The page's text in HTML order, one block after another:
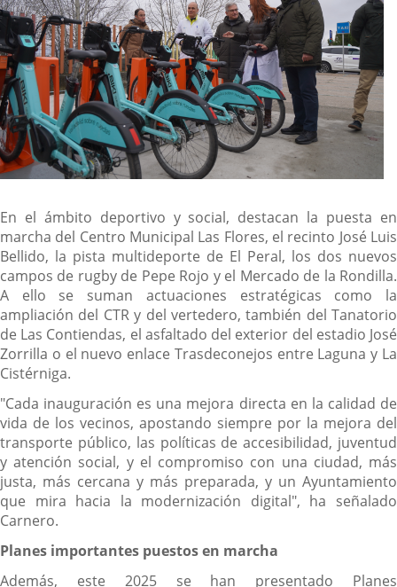
En el ámbito deportivo y social, destacan la puesta en
marcha del Centro Municipal Las Flores, el recinto José Luis
Bellido, la pista multideporte de El Peral, los dos nuevos
campos de rugby de Pepe Rojo y el Mercado de la Rondilla.
A ello se suman actuaciones estratégicas como la
ampliación del CTR y del vertedero, también del Tanatorio
de Las Contiendas, el asfaltado del exterior del estadio José
Zorrilla o el nuevo enlace Trasdeconejos entre Laguna y La
Cistérniga.
"Cada inauguración es una mejora directa en la calidad de
vida de los vecinos, apostando siempre por la mejora del
transporte público, las políticas de accesibilidad, juventud
y atención social, y el compromiso con una ciudad, más
justa, más cercana y más preparada, y un Ayuntamiento
que mira hacia la modernización digital", ha señalado
Carnero.
Planes importantes puestos en marcha
Además, este 2025 se han presentado Planes